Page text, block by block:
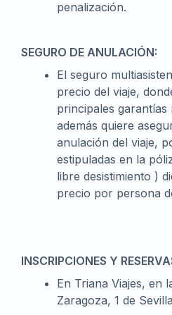
penalización.
SEGURO DE ANULACIÓN:
El seguro
precio del viaje,
principales garantías
además quiere
anulación del viaje,
estipuladas en la
libre desistimiento )
precio por persona
INSCRIPCIONES Y
En Triana Viajes, en
Zaragoza, 1 de